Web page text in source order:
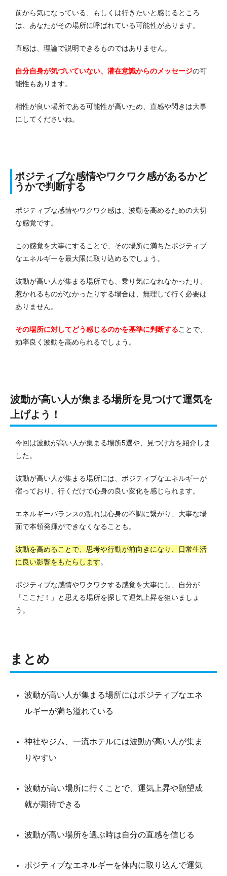
前から気になっている、もしくは行きたいと感じるところ
は、あなたがその場所に呼ばれている可能性があります。
直感は、理論で説明できるものではありません。
自分自身が気づいていない、潜在意識からのメッセージの可
能性もあります。
相性が良い場所である可能性が高いため、直感や閃きは大事
にしてくださいね。
ポジティブな感情やワクワク感があるかど
うかで判断する
ポジティブな感情やワクワク感は、波動を高めるための大切
な感覚です。
この感覚を大事にすることで、その場所に満ちたポジティブ
なエネルギーを最大限に取り込めるでしょう。
波動が高い人が集まる場所でも、乗り気になれなかったり、
惹かれるものがなかったりする場合は、無理して行く必要は
ありません。
その場所に対してどう感じるのかを基準に判断することで、
効率良く波動を高められるでしょう。
波動が高い人が集まる場所を見つけて運気を
上げよう！
今回は波動が高い人が集まる場所5選や、見つけ方を紹介しま
した。
波動が高い人が集まる場所には、ポジティブなエネルギーが
宿っており、行くだけで心身の良い変化を感じられます。
エネルギーバランスの乱れは心身の不調に繋がり、大事な場
面で本領発揮ができなくなることも。
波動を高めることで、思考や行動が前向きになり、日常生活
に良い影響をもたらします。
ポジティブな感情やワクワクする感覚を大事にし、自分が
「ここだ！」と思える場所を探して運気上昇を狙いましょ
う。
まとめ
波動が高い人が集まる場所にはポジティブなエネ
ルギーが満ち溢れている
神社やジム、一流ホテルには波動が高い人が集ま
りやすい
波動が高い場所に行くことで、運気上昇や願望成
就が期待できる
波動が高い場所を選ぶ時は自分の直感を信じる
ポジティブなエネルギーを体内に取り込んで運気